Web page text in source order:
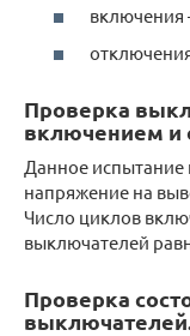
включения
Проверка
включением и
Данное
напряжение на
Число циклов
выключателей
Проверка